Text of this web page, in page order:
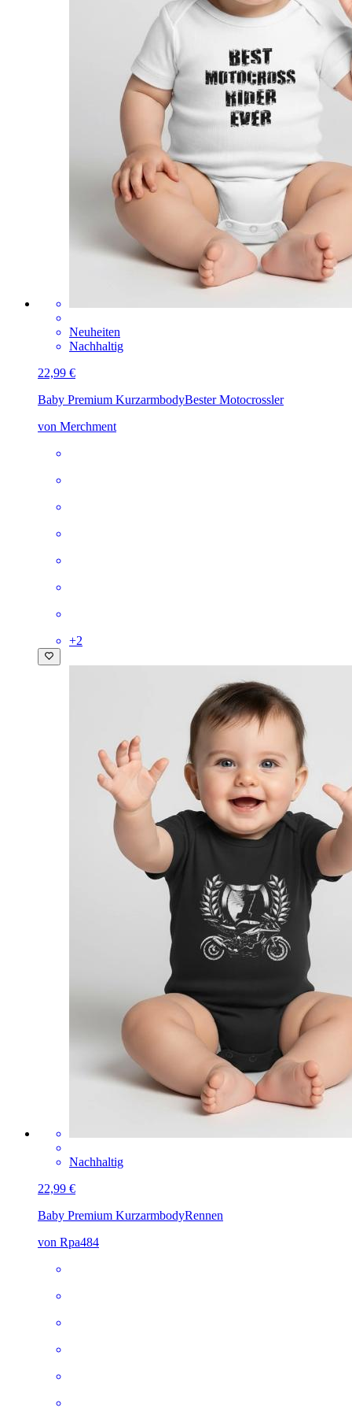
Neuheiten
Nachhaltig
22,99 €
Baby Premium KurzarmbodyBester Motocrossler
von Merchment
+2
Nachhaltig
22,99 €
Baby Premium KurzarmbodyRennen
von Rpa484